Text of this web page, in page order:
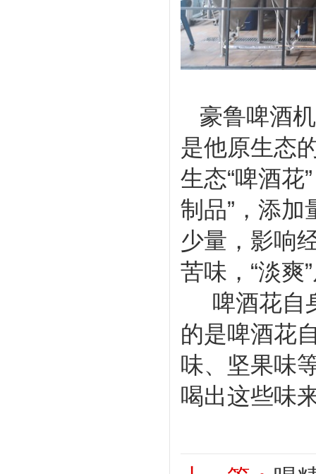
豪鲁啤酒
是他原生态
生态“啤酒花
制品”，添
少量，影响
苦味，“淡爽
啤酒花自
的是啤酒花
味、坚果味
喝出这些味